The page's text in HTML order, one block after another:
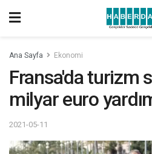
Ana Sayfa Ekonomi
Fransa'da turizm
milyar euro
2021-05-11